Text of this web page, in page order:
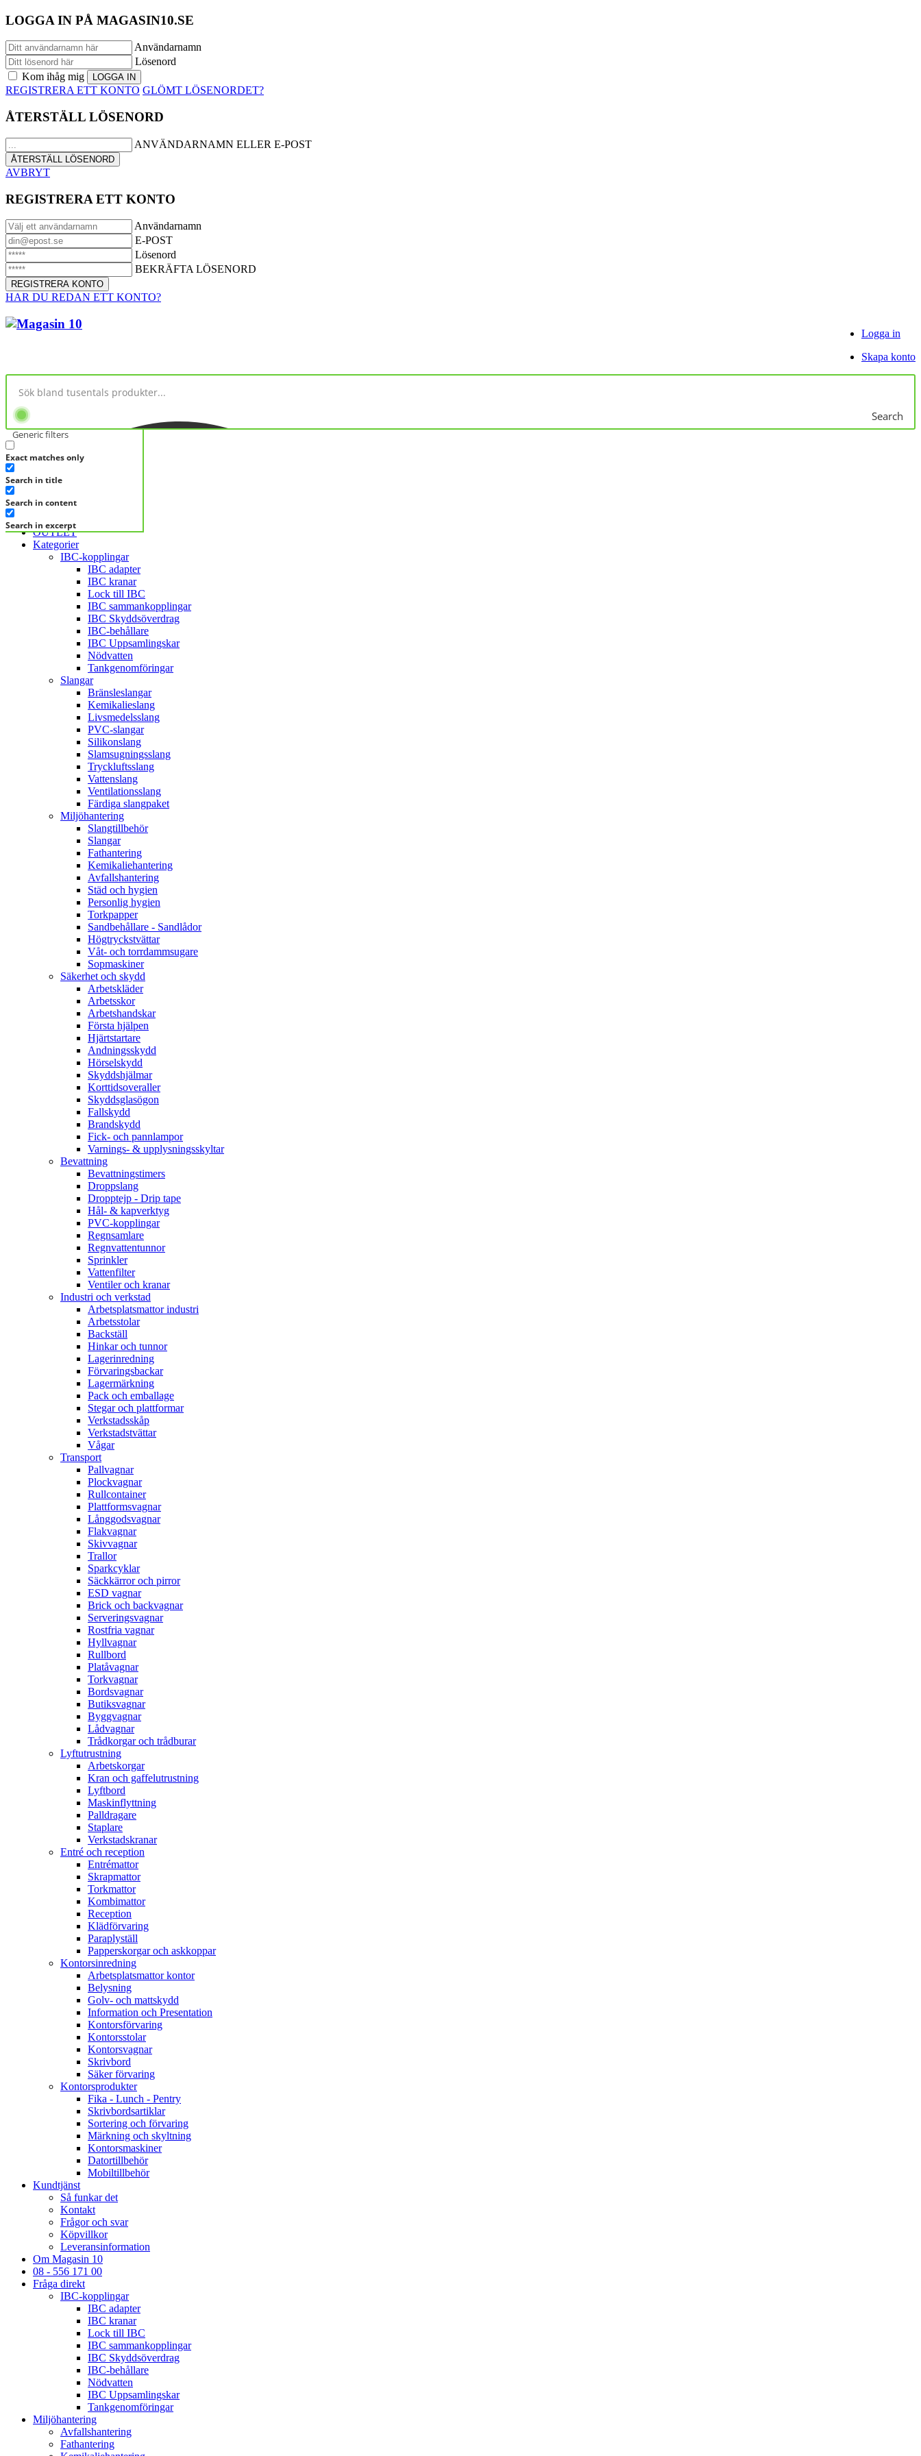
LOGGA IN PÅ MAGASIN10.SE
Användarnamn
Lösenord
Kom ihåg mig
REGISTRERA ETT KONTO GLÖMT LÖSENORDET?
ÅTERSTÄLL LÖSENORD
ANVÄNDARNAMN ELLER E-POST
AVBRYT
REGISTRERA ETT KONTO
Användarnamn
E-POST
Lösenord
BEKRÄFTA LÖSENORD
HAR DU REDAN ETT KONTO?
Logga in
Skapa konto
Search
Generic filters
Exact matches only
Search in title
Search in content
Search in excerpt
KATEGORIER
FRÅGA DIREKT
OUTLET
Kategorier
IBC-kopplingar
IBC adapter
IBC kranar
Lock till IBC
IBC sammankopplingar
IBC Skyddsöverdrag
IBC-behållare
IBC Uppsamlingskar
Nödvatten
Tankgenomföringar
Slangar
Bränsleslangar
Kemikalieslang
Livsmedelsslang
PVC-slangar
Silikonslang
Slamsugningsslang
Tryckluftsslang
Vattenslang
Ventilationsslang
Färdiga slangpaket
Miljöhantering
Slangtillbehör
Slangar
Fathantering
Kemikaliehantering
Avfallshantering
Städ och hygien
Personlig hygien
Torkpapper
Sandbehållare - Sandlådor
Högtryckstvättar
Våt- och torrdammsugare
Sopmaskiner
Säkerhet och skydd
Arbetskläder
Arbetsskor
Arbetshandskar
Första hjälpen
Hjärtstartare
Andningsskydd
Hörselskydd
Skyddshjälmar
Korttidsoveraller
Skyddsglasögon
Fallskydd
Brandskydd
Fick- och pannlampor
Varnings- & upplysningsskyltar
Bevattning
Bevattningstimers
Droppslang
Dropptejp - Drip tape
Hål- & kapverktyg
PVC-kopplingar
Regnsamlare
Regnvattentunnor
Sprinkler
Vattenfilter
Ventiler och kranar
Industri och verkstad
Arbetsplatsmattor industri
Arbetsstolar
Backställ
Hinkar och tunnor
Lagerinredning
Förvaringsbackar
Lagermärkning
Pack och emballage
Stegar och plattformar
Verkstadsskåp
Verkstadstvättar
Vågar
Transport
Pallvagnar
Plockvagnar
Rullcontainer
Plattformsvagnar
Långgodsvagnar
Flakvagnar
Skivvagnar
Trallor
Sparkcyklar
Säckkärror och pirror
ESD vagnar
Brick och backvagnar
Serveringsvagnar
Rostfria vagnar
Hyllvagnar
Rullbord
Platåvagnar
Torkvagnar
Bordsvagnar
Butiksvagnar
Byggvagnar
Lådvagnar
Trådkorgar och trådburar
Lyftutrustning
Arbetskorgar
Kran och gaffelutrustning
Lyftbord
Maskinflyttning
Palldragare
Staplare
Verkstadskranar
Entré och reception
Entrémattor
Skrapmattor
Torkmattor
Kombimattor
Reception
Klädförvaring
Paraplyställ
Papperskorgar och askkoppar
Kontorsinredning
Arbetsplatsmattor kontor
Belysning
Golv- och mattskydd
Information och Presentation
Kontorsförvaring
Kontorsstolar
Kontorsvagnar
Skrivbord
Säker förvaring
Kontorsprodukter
Fika - Lunch - Pentry
Skrivbordsartiklar
Sortering och förvaring
Märkning och skyltning
Kontorsmaskiner
Datortillbehör
Mobiltillbehör
Kundtjänst
Så funkar det
Kontakt
Frågor och svar
Köpvillkor
Leveransinformation
Om Magasin 10
08 - 556 171 00
Fråga direkt
IBC-kopplingar
IBC adapter
IBC kranar
Lock till IBC
IBC sammankopplingar
IBC Skyddsöverdrag
IBC-behållare
Nödvatten
IBC Uppsamlingskar
Tankgenomföringar
Miljöhantering
Avfallshantering
Fathantering